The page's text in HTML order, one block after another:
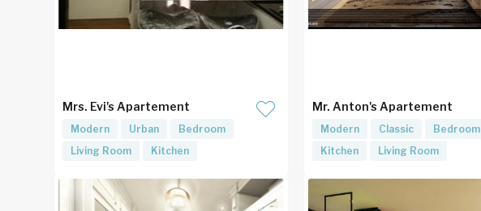
Mrs. Evi's Apartement
Modern Urban
Bedroom
Living Room
Kitchen
Mr. Anton's Apartement
Modern Classic
Bedroom
Kitchen
Living Room